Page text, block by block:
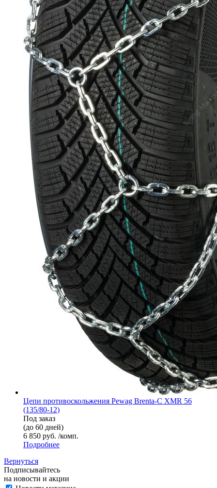
Цепи противоскольжения Pewag Brenta-C XMR 56
(135/80-12)
Под заказ
(до 60 дней)
6 850 руб. /комп.
Подробнее
Вернуться
Подписывайтесь
на новости и акции